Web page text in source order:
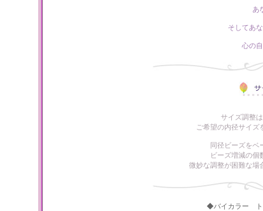
あ
そしてあ
心の
サイズ調整
ご希望の内径サイズ
同径ビーズをベ
ビーズ増減の個
微妙な調整が困難な場
◆バイカラー ト